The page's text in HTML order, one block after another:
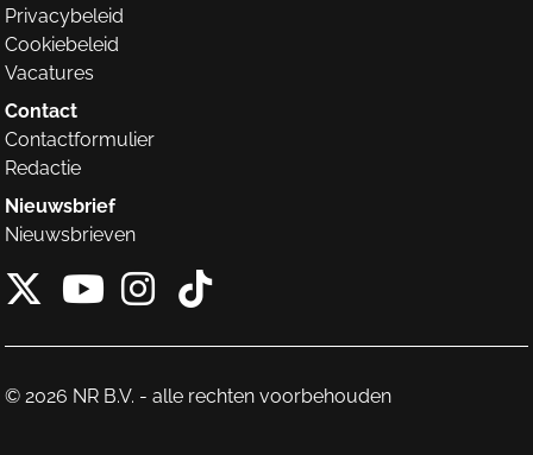
Privacybeleid
Cookiebeleid
Vacatures
Contact
Contactformulier
Redactie
Nieuwsbrief
Nieuwsbrieven
X van NieuwRechts
Instagram van
Tiktok van
© 2026 NR B.V. - alle rechten voorbehouden